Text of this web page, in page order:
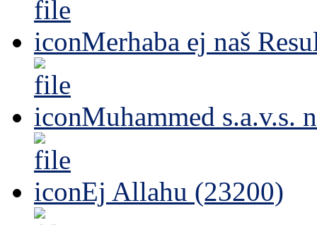
Merhaba ej naš
Muhammed s.a.v.s.
Ej Allahu (23200)